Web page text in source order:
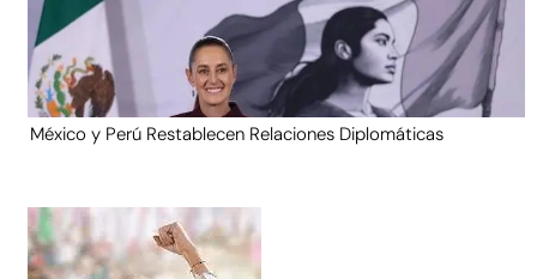
México y Perú Restablecen Relaciones Diplomáticas